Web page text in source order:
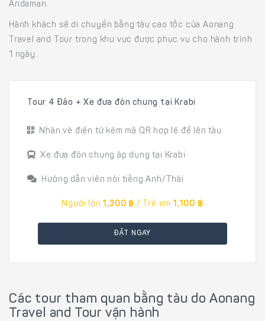
Andaman.
Hành khách sẽ di chuyển bằng tàu cao tốc của Aonang
Travel and Tour trong khu vực được phục vụ cho hành trình
1 ngày.
Tour 4 Đảo + Xe đưa đón chung tại Krabi
Nhận vé điện tử kèm mã QR hợp lệ để lên tàu.
Xe đưa đón chung áp dụng tại Krabi
Hướng dẫn viên nói tiếng Anh/Thái
Người lớn 1,300 ฿ / Trẻ em 1,100 ฿
ĐẶT NGAY
Các tour tham quan bằng tàu do Aonang
Travel and Tour vận hành